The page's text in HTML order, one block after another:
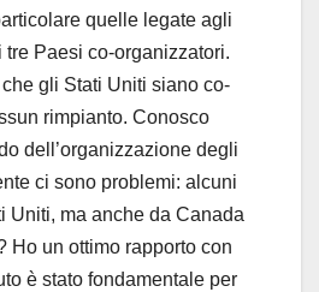
quelle legate agli
tre Paesi co-organizzatori.
gli Stati Uniti siano co-
rimpianto. Conosco
dell’organizzazione degli
ci sono problemi: alcuni
Uniti, ma anche da Canada
Ho un ottimo rapporto con
è stato fondamentale per